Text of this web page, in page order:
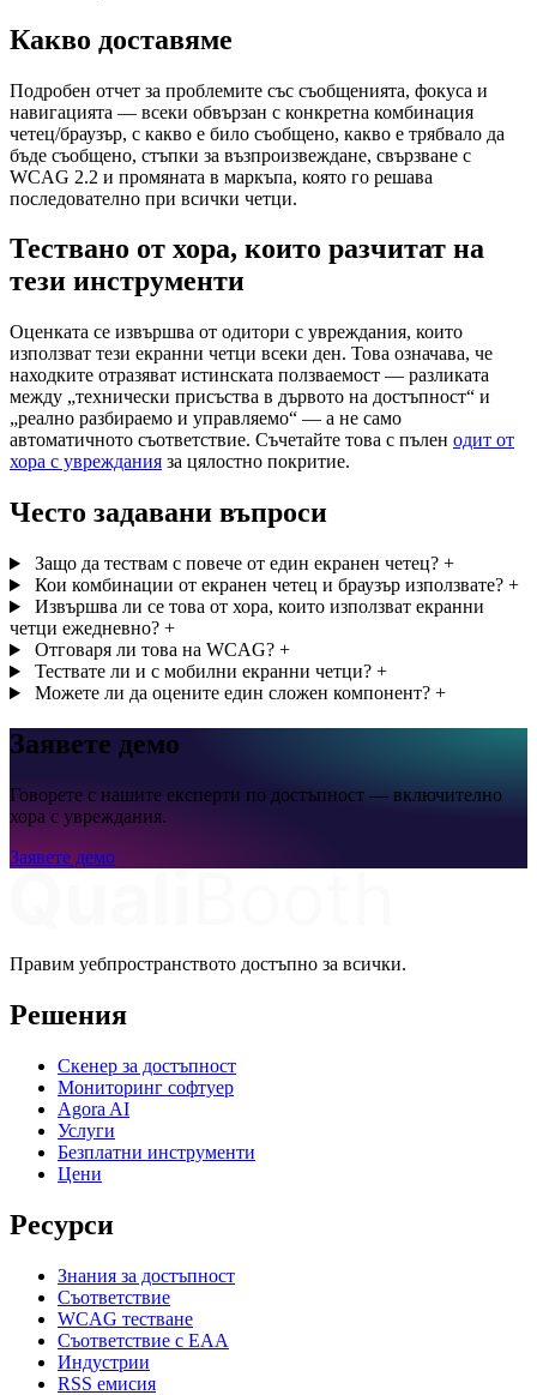
Какво доставяме
Подробен отчет за проблемите със съобщенията, фокуса и
навигацията — всеки обвързан с конкретна комбинация
четец/браузър, с какво е било съобщено, какво е трябвало да
бъде съобщено, стъпки за възпроизвеждане, свързване с
WCAG 2.2 и промяната в маркъпа, която го решава
последователно при всички четци.
Тествано от хора, които разчитат на
тези инструменти
Оценката се извършва от одитори с увреждания, които
използват тези екранни четци всеки ден. Това означава, че
находките отразяват истинската ползваемост — разликата
между „технически присъства в дървото на достъпност“ и
„реално разбираемо и управляемо“ — а не само
автоматичното съответствие. Съчетайте това с пълен одит от
хора с увреждания за цялостно покритие.
Често задавани въпроси
Защо да тествам с повече от един екранен четец? +
Кои комбинации от екранен четец и браузър използвате? +
Извършва ли се това от хора, които използват екранни
четци ежедневно? +
Отговаря ли това на WCAG? +
Тествате ли и с мобилни екранни четци? +
Можете ли да оцените един сложен компонент? +
Заявете демо
Говорете с нашите експерти по достъпност — включително
хора с увреждания.
Заявете демо
Правим уебпространството достъпно за всички.
Решения
Скенер за достъпност
Мониторинг софтуер
Agora AI
Услуги
Безплатни инструменти
Цени
Ресурси
Знания за достъпност
Съответствие
WCAG тестване
Съответствие с EAA
Индустрии
RSS емисия